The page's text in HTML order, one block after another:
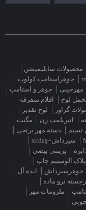
محصولات سابلیمیشن
جوهراستامپ کولوپ
مهرجیبی
جوهر و استامپ
لوح
اقلام متفرقه
گراور
لوح تقدیر
انبرپلمپ زن
مگنت
نسیم
دسته مهر برنجی
سیرداش--sirdaş
پرینتی بیضی
پلاک آلومینیم چاپ
جوهرسیرداش
ایده آل
نرو ماده
ملزومات مهر